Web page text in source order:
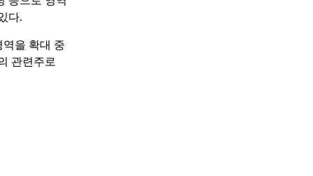
다.
을 확대 중
관련주로